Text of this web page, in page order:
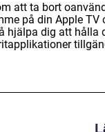
att ta bort
på din Apple TV
hjälpa dig att hålla